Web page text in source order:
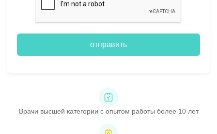
Врачи высшей категории с опытом работы более 10 лет
отправить